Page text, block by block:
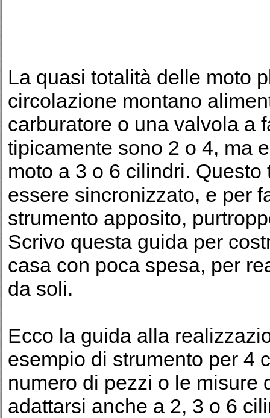
La quasi totalità delle moto
circolazione montano
carburatore o una valvola a
tipicamente sono 2 o 4, ma
moto a 3 o 6 cilindri.
essere sincronizzato, e per
strumento apposito,
Scrivo questa guida per
casa con poca spesa, per
da soli.
Ecco la guida alla
esempio di strumento per 4
numero di pezzi o le misure
adattarsi anche a 2, 3 o 6